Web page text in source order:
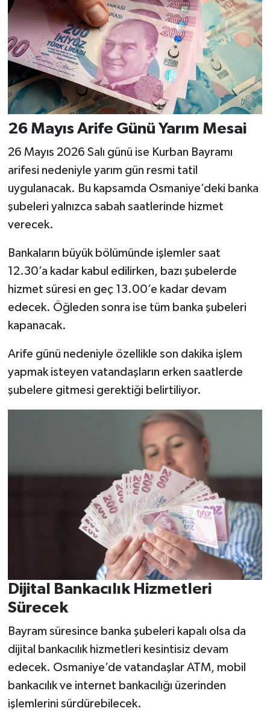
26 Mayıs Arife Günü Yarım Mesai
26 Mayıs 2026 Salı günü ise Kurban Bayramı
arifesi nedeniyle yarım gün resmi tatil
uygulanacak. Bu kapsamda Osmaniye’deki banka
şubeleri yalnızca sabah saatlerinde hizmet
verecek.
Bankaların büyük bölümünde işlemler saat
12.30’a kadar kabul edilirken, bazı şubelerde
hizmet süresi en geç 13.00’e kadar devam
edecek. Öğleden sonra ise tüm banka şubeleri
kapanacak.
Arife günü nedeniyle özellikle son dakika işlem
yapmak isteyen vatandaşların erken saatlerde
şubelere gitmesi gerektiği belirtiliyor.
Dijital Bankacılık Hizmetleri
Sürecek
Bayram süresince banka şubeleri kapalı olsa da
dijital bankacılık hizmetleri kesintisiz devam
edecek. Osmaniye’de vatandaşlar ATM, mobil
bankacılık ve internet bankacılığı üzerinden
işlemlerini sürdürebilecek.